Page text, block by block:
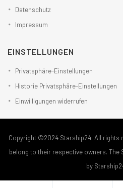
Datenschutz
Impressum
EINSTELLUNGEN
Privatsphäre-Einstellungen
Historie Privatsphäre-Einstellungen
Einwilligungen widerrufen
Copyright ©2024 Starship24. All rights
belong to their respective owners.
by